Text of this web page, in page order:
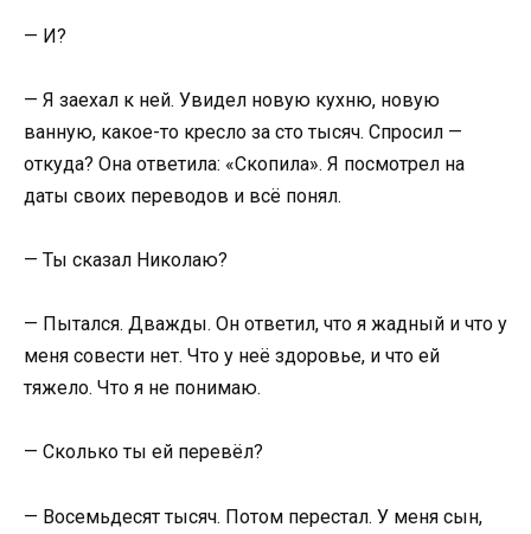
— И?
— Я заехал к ней. Увидел новую кухню, новую
ванную, какое-то кресло за сто тысяч. Спросил —
откуда? Она ответила: «Скопила». Я посмотрел на
даты своих переводов и всё понял.
— Ты сказал Николаю?
— Пытался. Дважды. Он ответил, что я жадный и что у
меня совести нет. Что у неё здоровье, и что ей
тяжело. Что я не понимаю.
— Сколько ты ей перевёл?
— Восемьдесят тысяч. Потом перестал. У меня сын,